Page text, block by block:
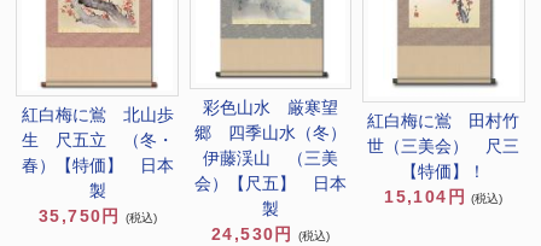
紅白梅に鴬 北山歩
生 尺五立 （冬・
春）【特価】 日本
製
35,750円
(税込)
彩色山水 厳寒望
郷 四季山水（冬）
伊藤渓山 （三美
会）【尺五】 日本
製
24,530円
(税込)
紅白梅に鴬 田村竹
世（三美会） 尺三
【特価】！
15,104円
(税込)